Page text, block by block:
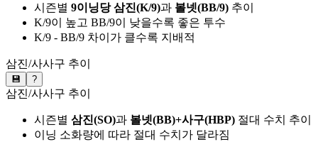
시즌별 9이닝당 삼진(K/9)과 볼넷(BB/9) 추이
K/9이 높고 BB/9이 낮을수록 좋은 투수
K/9 - BB/9 차이가 클수록 지배적
삼진/사사구 추이
💾 ?
삼진/사사구 추이
시즌별 삼진(SO)과 볼넷(BB)+사구(HBP) 절대 수치 추이
이닝 소화량에 따라 절대 수치가 달라짐